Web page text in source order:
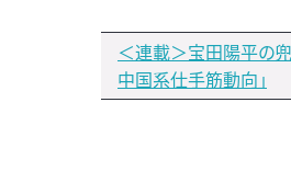
＜連載＞宝田陽平の兜
中国系仕手筋動向」